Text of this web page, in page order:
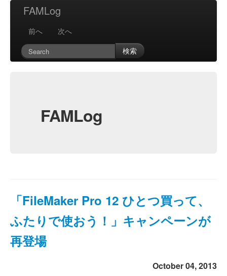
FAMLog
前へ
次へ
検索
FAMLog
「FileMaker Pro 12 ひとつ買って、
ふたりで使おう！」キャンペーンが
再登場
October 04, 2013